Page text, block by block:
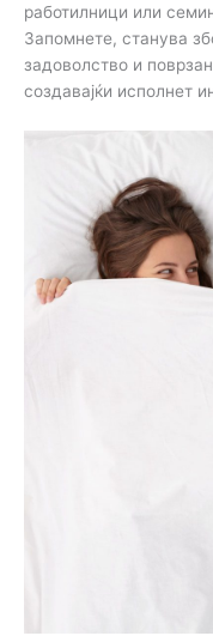
работилници или
Запомнете, станува
задоволство и
создавајќи исполнет